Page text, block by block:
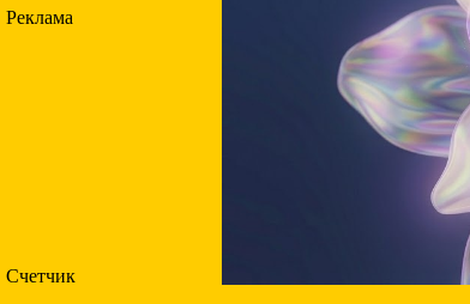
Реклама
Счетчик